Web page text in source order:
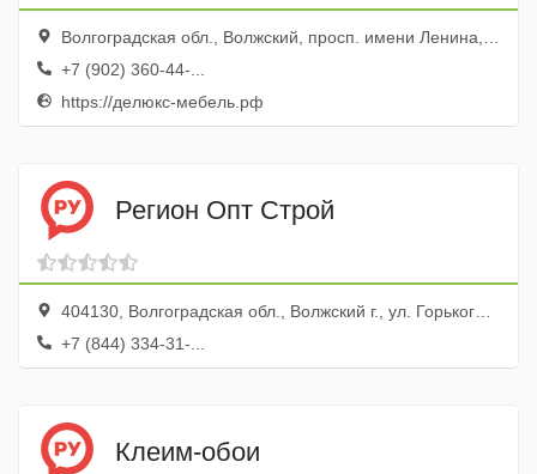
Волгоградская обл., Волжский, просп. имени Ленина, 232а
+7 (902) 360-44-...
https://делюкс-мебель.рф
Регион Опт Строй
404130, Волгоградская обл., Волжский г., ул. Горького, 10, ТЦ Новый Рим
+7 (844) 334-31-...
Клеим-обои